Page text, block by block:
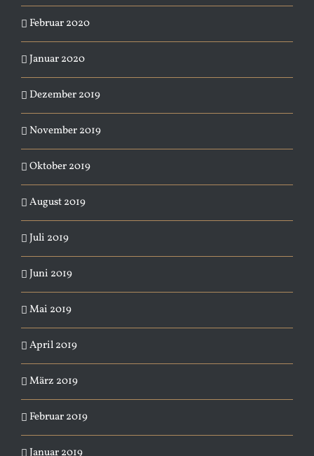
Februar 2020
Januar 2020
Dezember 2019
November 2019
Oktober 2019
August 2019
Juli 2019
Juni 2019
Mai 2019
April 2019
März 2019
Februar 2019
Januar 2019